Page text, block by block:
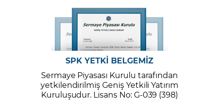
SPK YETKİ BELGEMİZ
Sermaye Piyasası Kurulu tarafından
yetkilendirilmiş Geniş Yetkili Yatırım
Kuruluşudur. Lisans No: G-039 (398)